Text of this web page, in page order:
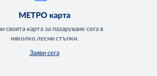
МЕТРО карта
своята карта за пазаруване сега в
няколко лесни стъпки.
Заяви сега